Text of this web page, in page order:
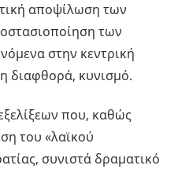
αποψίλωση των
των
στην κεντρική
διαφθορά, κυνισμό.
που, καθώς
του «λαϊκού
συνιστά δραματικό